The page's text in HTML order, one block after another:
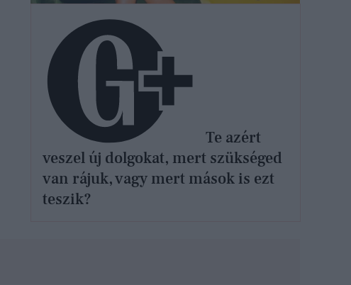
Te azért
veszel új dolgokat, mert szükséged
van rájuk, vagy mert mások is ezt
teszik?